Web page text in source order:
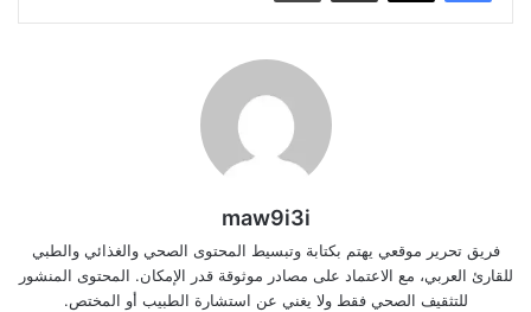
maw9i3i
فريق تحرير موقعي يهتم بكتابة وتبسيط المحتوى الصحي والغذائي والطبي
للقارئ العربي، مع الاعتماد على مصادر موثوقة قدر الإمكان. المحتوى المنشور
للتثقيف الصحي فقط ولا يغني عن استشارة الطبيب أو المختص.